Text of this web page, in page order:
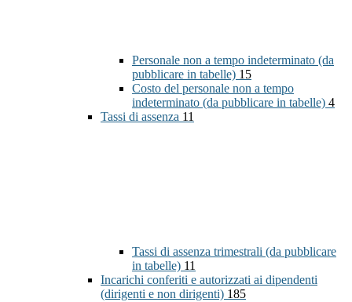
Personale non a tempo indeterminato (da
pubblicare in tabelle) 15
Costo del personale non a tempo
indeterminato (da pubblicare in tabelle) 4
Tassi di assenza 11
Tassi di assenza trimestrali (da pubblicare
in tabelle) 11
Incarichi conferiti e autorizzati ai dipendenti
(dirigenti e non dirigenti) 185